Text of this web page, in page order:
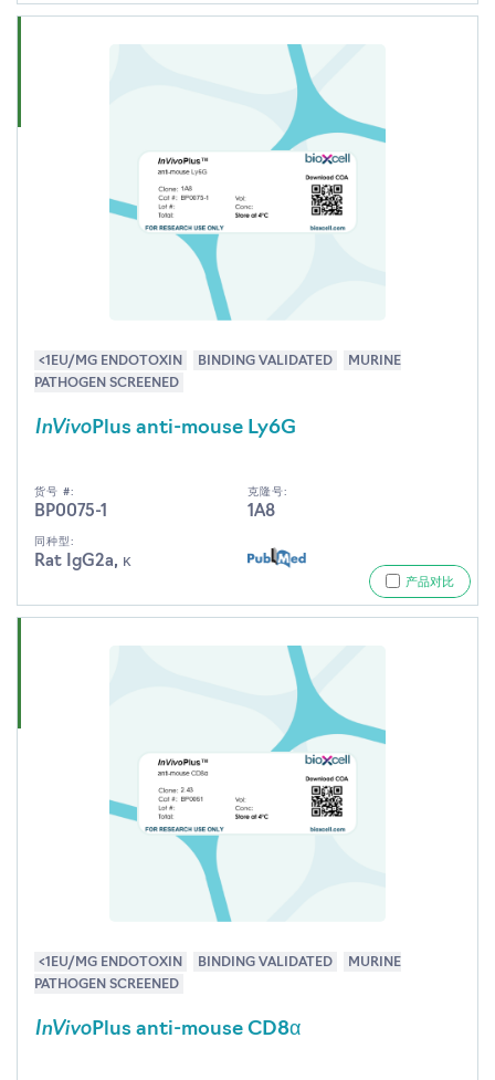
<1EU/MG ENDOTOXIN BINDING VALIDATED
MURINE
PATHOGEN SCREENED
InVivoPlus anti-mouse Ly6G
货号 #:
BP0075-1
克隆号:
1A8
同种型:
Rat IgG2a, κ
产品对比
<1EU/MG ENDOTOXIN BINDING VALIDATED
MURINE
PATHOGEN SCREENED
InVivoPlus anti-mouse CD8α